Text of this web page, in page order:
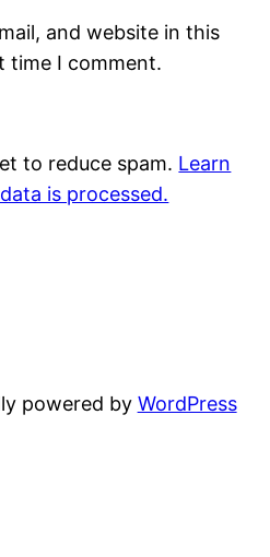
and website in this
time I comment.
to reduce spam. Learn
is processed.
powered by WordPress